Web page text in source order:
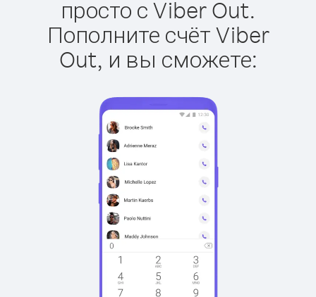
просто с Viber Out.
Пополните счёт Viber
Out, и вы сможете: